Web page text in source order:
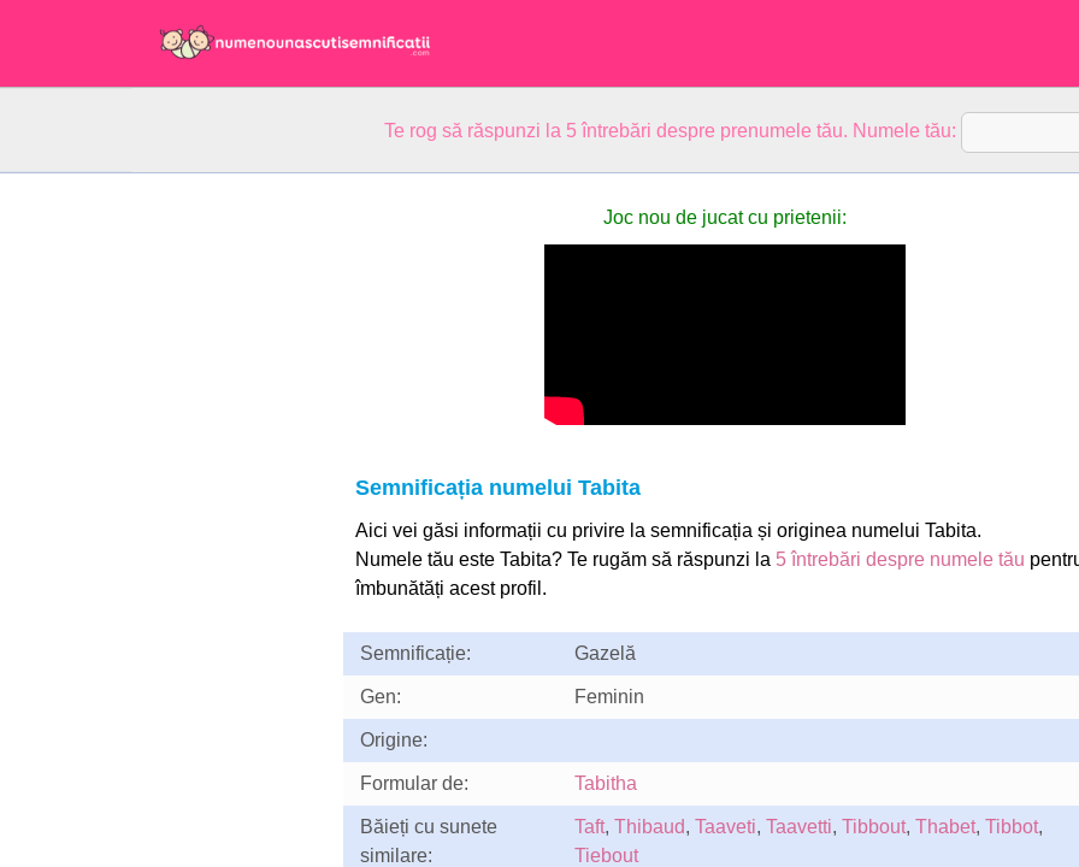
Te rog să răspunzi la 5 întrebări despre prenumele tău. Numele tău:
Joc nou de jucat cu prietenii:
Semnificația numelui Tabita
Aici vei găsi informații cu privire la semnificația și originea numelui Tabita.
Numele tău este Tabita? Te rugăm să răspunzi la 5 întrebări despre numele tău
îmbunătăți acest profil.
Semnificație: Gazelă
Gen: Feminin
Origine:
Formular de: Tabitha
Băieți cu sunete
similare:
Taft, Thibaud, Taaveti, Taavetti, Tibbout, Thabet, Tibbot,
Tiebout